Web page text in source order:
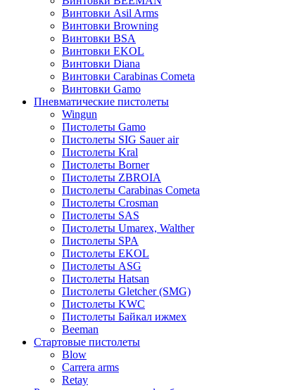
Винтовки Asil Arms
Винтовки Browning
Винтовки BSA
Винтовки EKOL
Винтовки Diana
Винтовки Carabinas Cometa
Винтовки Gamo
Пневматические пистолеты
Wingun
Пистолеты Gamo
Пистолеты SIG Sauer air
Пистолеты Kral
Пистолеты Borner
Пистолеты ZBROIA
Пистолеты Carabinas Cometa
Пистолеты Crosman
Пистолеты SAS
Пистолеты Umarex, Walther
Пистолеты SPA
Пистолеты EKOL
Пистолеты ASG
Пистолеты Hatsan
Пистолеты Gletcher (SMG)
Пистолеты KWC
Пистолеты Байкал ижмех
Beeman
Стартовые пистолеты
Blow
Carrera arms
Retay